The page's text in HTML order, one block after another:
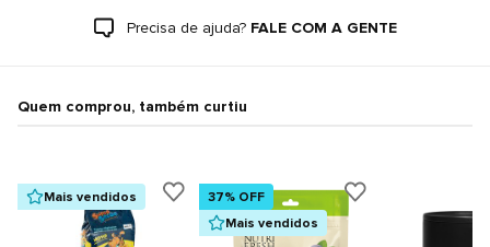
Precisa de ajuda? FALE COM A GENTE
Quem comprou, também curtiu
Mais vendidos
37% OFF
Mais vendidos